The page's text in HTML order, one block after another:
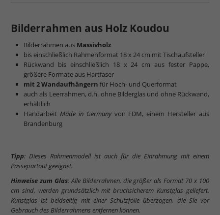
Bilderrahmen aus Holz Koudou
Bilderrahmen aus Massivholz
bis einschließlich Rahmenformat 18 x 24 cm mit Tischaufsteller
Rückwand bis einschließlich 18 x 24 cm aus fester Pappe,
größere Formate aus Hartfaser
mit 2 Wandaufhängern für Hoch- und Querformat
auch als Leerrahmen, d.h. ohne Bilderglas und ohne Rückwand,
erhältlich
Handarbeit Made in Germanyvon FDM, einem Hersteller aus
Brandenburg
Tipp: Dieses Rahmenmodell ist auch für die Einrahmung mit einem
Passepartout geeignet.
Hinweise zum Glas: Alle Bilderrahmen, die größer als Format 70 x 100
cm sind, werden grundsätzlich mit bruchsicherem Kunstglas geliefert.
Kunstglas ist beidseitig mit einer Schutzfolie überzogen, die Sie vor
Gebrauch des Bilderrahmens entfernen können.